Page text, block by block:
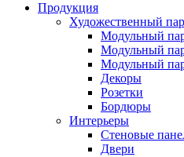
Продукция
Художественный
Модульный
Модульный
Модульный
Декоры
Розетки
Бордюры
Интерьеры
Стеновые
Двери